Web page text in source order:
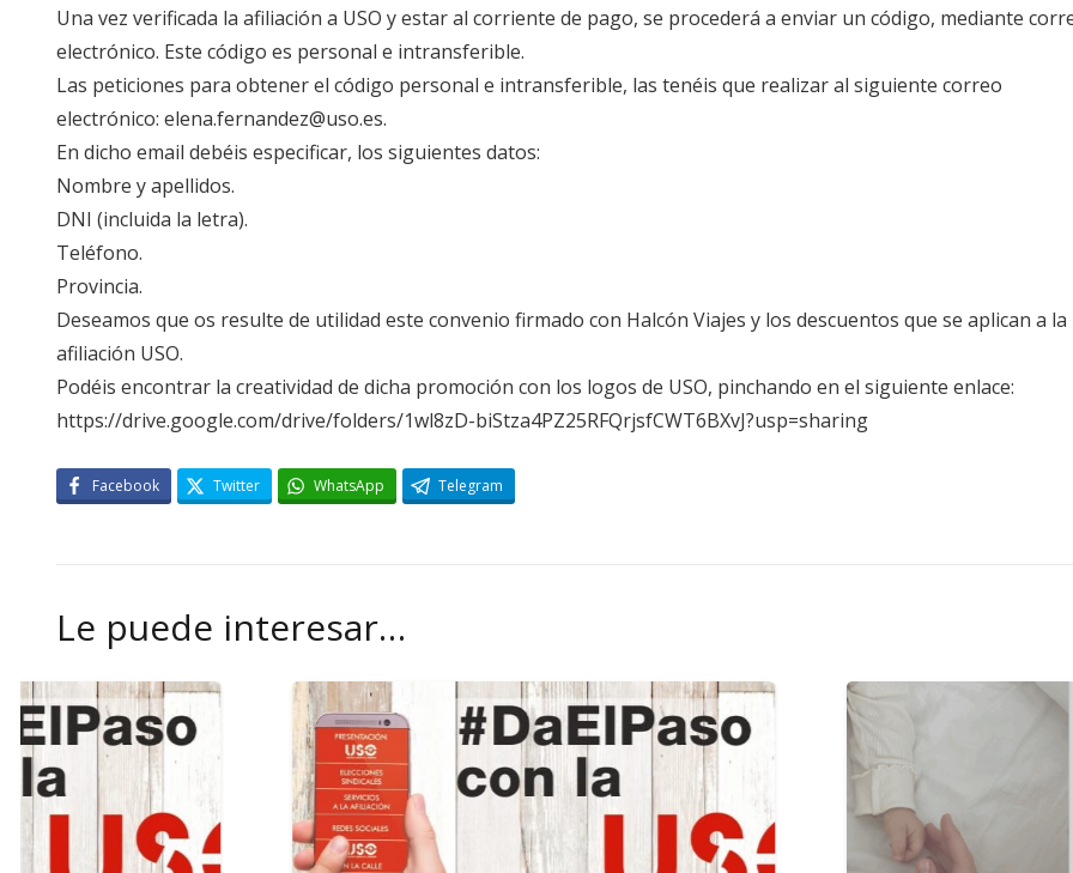
Una vez verificada la afiliación a USO y estar al corriente de pago, se procederá a enviar un código, mediante
electrónico. Este código es personal e intransferible.
Las peticiones para obtener el código personal e intransferible, las tenéis que realizar al siguiente correo
electrónico: elena.fernandez@uso.es.
En dicho email debéis especificar, los siguientes datos:
Nombre y apellidos.
DNI (incluida la letra).
Teléfono.
Provincia.
Deseamos que os resulte de utilidad este convenio firmado con Halcón Viajes y los descuentos que se aplican a la
afiliación USO.
Podéis encontrar la creatividad de dicha promoción con los logos de USO, pinchando en el siguiente enlace:
https://drive.google.com/drive/folders/1wl8zD-biStza4PZ25RFQrjsfCWT6BXvJ?usp=sharing
Facebook Twitter WhatsApp Telegram
Le puede interesar…